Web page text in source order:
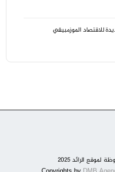
للاقتصاد الموزمبيقي
الرائد 2025